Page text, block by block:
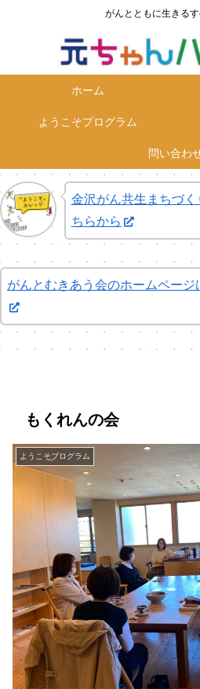
がんとともに生きる
ホーム
ようこそプログラム
問い合わ
金沢がん共生まちづ
ちらから
がんとむきあう会のホームページ
もくれんの会
ようこそプログラム